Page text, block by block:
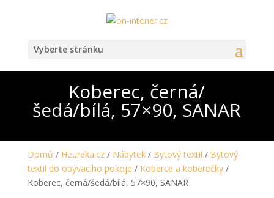
Vyberte stránku
Koberec, černá/
šedá/bílá, 57×90, SANAR
Domů / Heureka.cz/ Nábytek/ Bytový textil / Bytový
textil do obývacího pokoje / Koberce a koberečky/
Koberec, černá/šedá/bílá, 57×90, SANAR